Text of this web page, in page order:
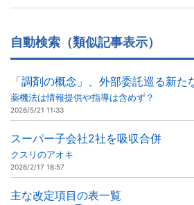
自動検索（類似記事表示）
「調剤の概念」、外部委託巡る新た
薬機法は情報提供や指導は含めず？
2026/5/21 11:33
スーパー子会社2社を吸収合併
クスリのアオキ
2026/2/17 18:57
主な改定項目の表一覧